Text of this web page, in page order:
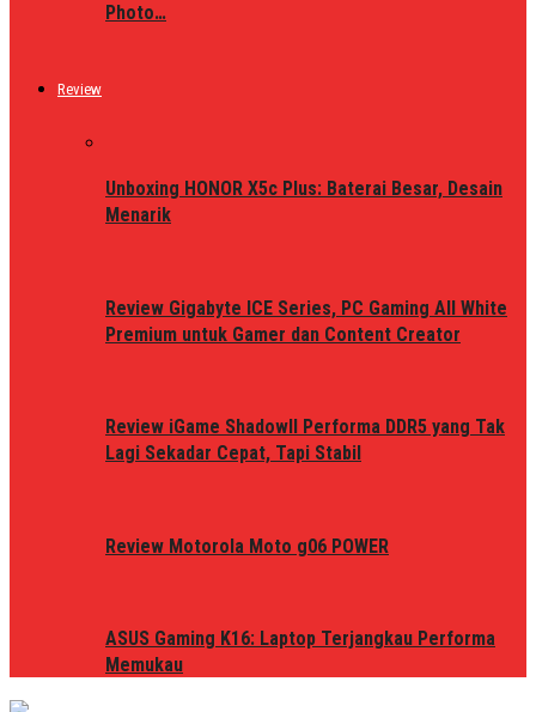
Photo…
Review
Unboxing HONOR X5c Plus: Baterai Besar, Desain
Menarik
Review Gigabyte ICE Series, PC Gaming All White
Premium untuk Gamer dan Content Creator
Review iGame ShadowII Performa DDR5 yang Tak
Lagi Sekadar Cepat, Tapi Stabil
Review Motorola Moto g06 POWER
ASUS Gaming K16: Laptop Terjangkau Performa
Memukau